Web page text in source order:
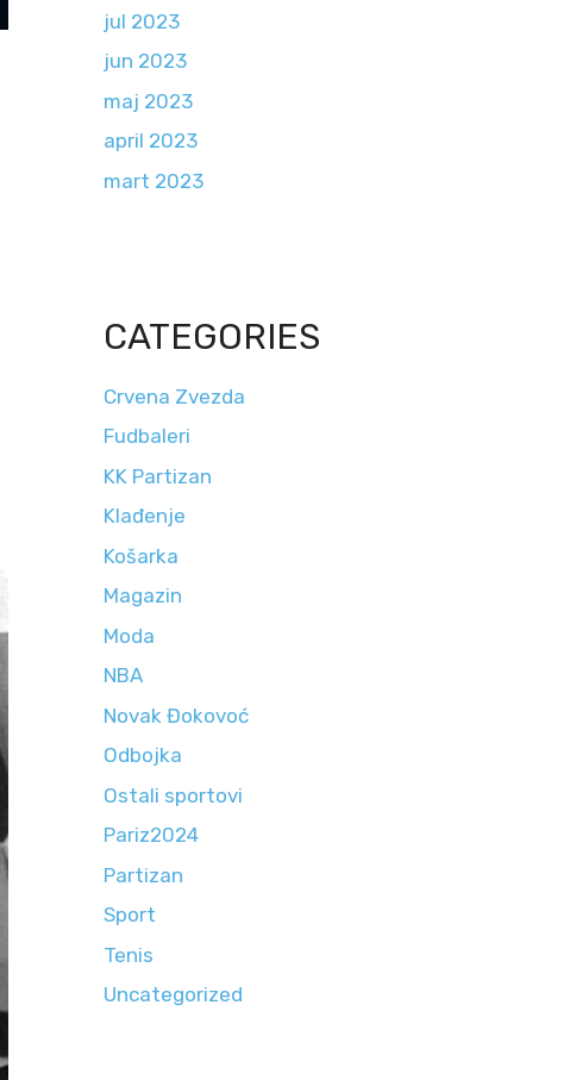
jul 2023
jun 2023
maj 2023
april 2023
mart 2023
CATEGORIES
Crvena Zvezda
Fudbaleri
KK Partizan
Klađenje
Košarka
Magazin
Moda
NBA
Novak Đokovoć
Odbojka
Ostali sportovi
Pariz2024
Partizan
Sport
Tenis
Uncategorized